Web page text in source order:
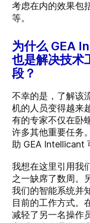
考虑在内的效果包
等。
为什么 GEA
也是解决技术
段？
不幸的是，了解该
机的人员变得越来
有的专家不仅在卧
许多其他重要任务
助 GEA Intellicant
我想在这里引用我
之一缺席了数周。
我们的智能系统并
目前的工作方式。
减轻了另一名操作